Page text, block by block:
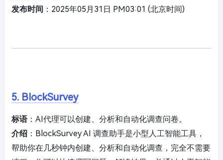
发布时间 ：2025年05月31日 PM03:01 (北京时间)
5. BlockSurvey
标语：AI代理可以创建、分析和自动化调查问卷。
介绍 ：BlockSurvey AI 调查助手是小型人工智能工具，
帮助你在几秒钟内创建、分析和自动化调查，完全不需要